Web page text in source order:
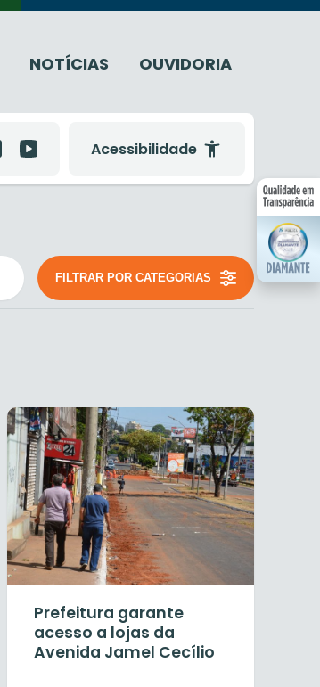
NOTÍCIAS OUVIDORIA
Acessibilidade
FILTRAR POR CATEGORIAS
Prefeitura garante
acesso a lojas da
Avenida Jamel Cecílio